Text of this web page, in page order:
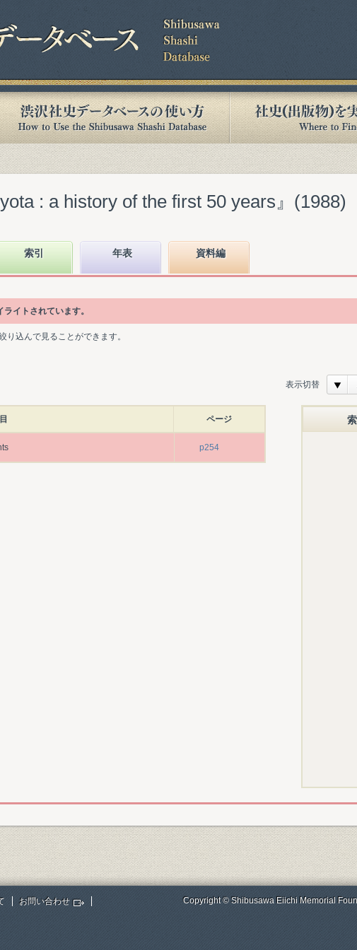
: a history of the first 50 years』(1988)
索引 年表 資料編
イトされています。
込んで見ることができます。
表示切替
ページ
p254
お問い合わせ Copyright © Shibusawa Eiichi Memorial